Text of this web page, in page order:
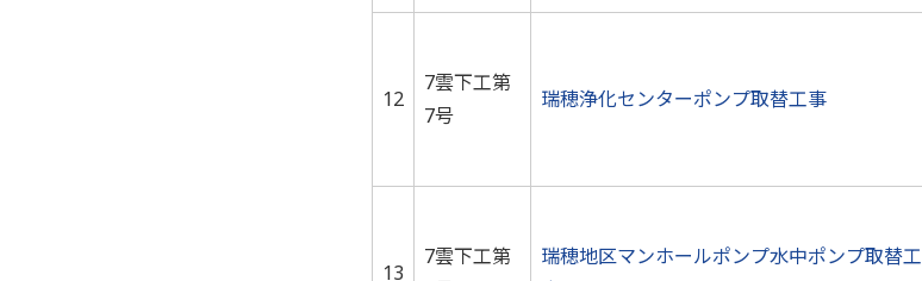
12
7雲下工第
7号
瑞穂浄化センターポンプ取替工事
13
7雲下工第
瑞穂地区マンホールポンプ水中ポンプ取替工